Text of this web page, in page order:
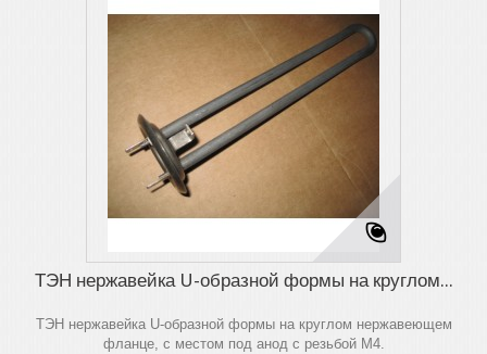
ТЭН нержавейка U-образной формы на круглом...
ТЭН нержавейка U-образной формы на круглом нержавеющем
фланце, с местом под анод с резьбой М4.